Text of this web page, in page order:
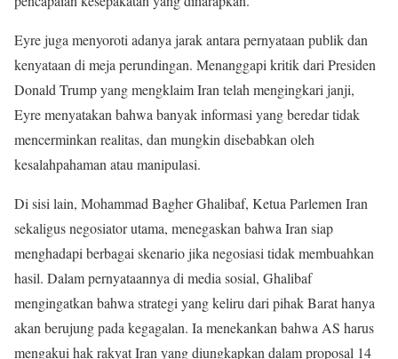
Eyre juga menyoroti adanya jarak antara pernyataan publik dan
kenyataan di meja perundingan. Menanggapi kritik dari Presiden
Donald Trump yang mengklaim Iran telah mengingkari janji,
Eyre menyatakan bahwa banyak informasi yang beredar tidak
mencerminkan realitas, dan mungkin disebabkan oleh
kesalahpahaman atau manipulasi.
Di sisi lain, Mohammad Bagher Ghalibaf, Ketua Parlemen Iran
sekaligus negosiator utama, menegaskan bahwa Iran siap
menghadapi berbagai skenario jika negosiasi tidak membuahkan
hasil. Dalam pernyataannya di media sosial, Ghalibaf
mengingatkan bahwa strategi yang keliru dari pihak Barat hanya
akan berujung pada kegagalan. Ia menekankan bahwa AS harus
mengakui hak rakyat Iran yang diungkapkan dalam proposal 14